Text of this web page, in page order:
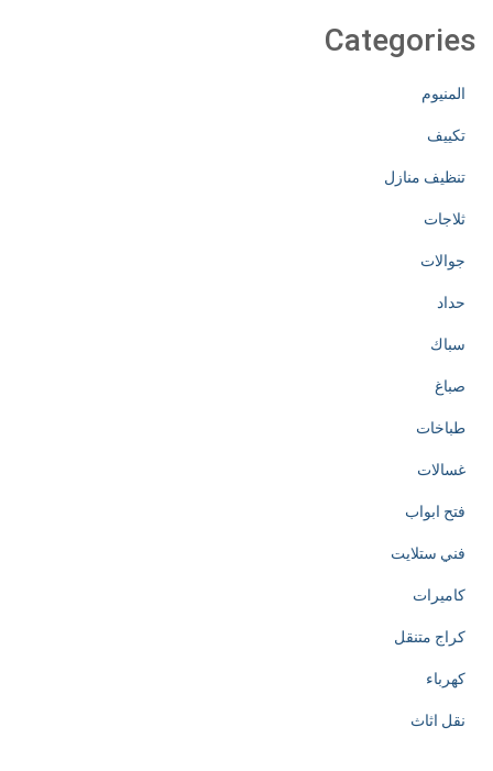
Categories
المنيوم
تكييف
تنظيف منازل
ثلاجات
جوالات
حداد
سباك
صباغ
طباخات
غسالات
فتح ابواب
فني ستلايت
كاميرات
كراج متنقل
كهرباء
نقل اثاث